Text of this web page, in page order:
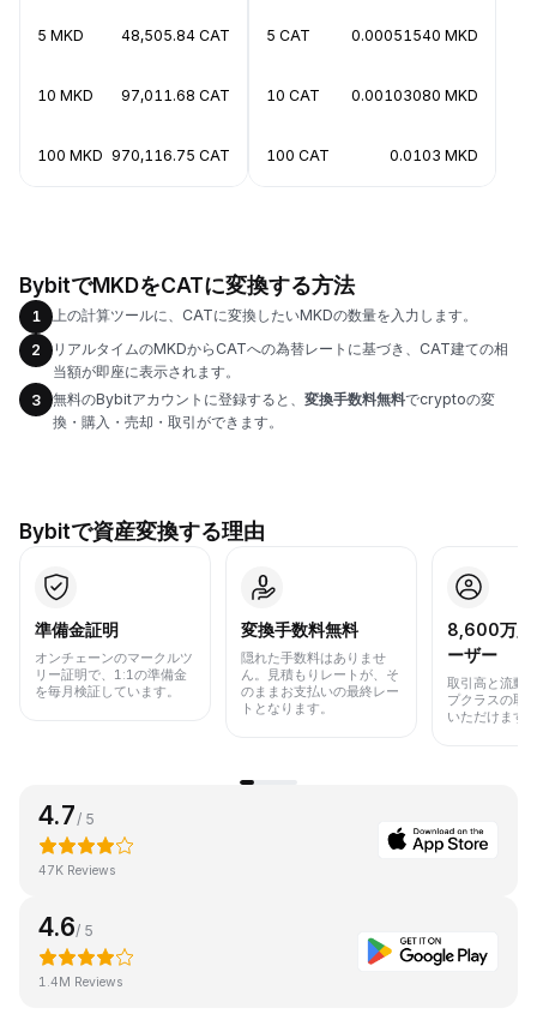
5 MKD 48,505.84 CAT
10 MKD 97,011.68 CAT
100 MKD 970,116.75 CAT
5 CAT 0.00051540 MKD
10 CAT 0.00103080 MKD
100 CAT 0.0103 MKD
BybitでMKDをCATに変換する方法
1
上の計算ツールに、CATに変換したいMKDの数量を入力します。
2
リアルタイムのMKDからCATへの為替レートに基づき、CAT建ての相
当額が即座に表示されます。
3
無料のBybitアカウントに登録すると、 変換手数料無料でcryptoの変
換・購入・売却・取引ができます。
Bybitで資産変換する理由
準備金証明
オンチェーンのマークルツ
リー証明で、1:1の準備金
を毎月検証しています。
変換手数料無料
隠れた手数料はありませ
ん。見積もりレートが、そ
のままお支払いの最終レー
トとなります。
8,600万人
ーザー
取引高と流動
プクラスの取
いただけます
4.7 / 5
47K Reviews
4.6/ 5
1.4M Reviews